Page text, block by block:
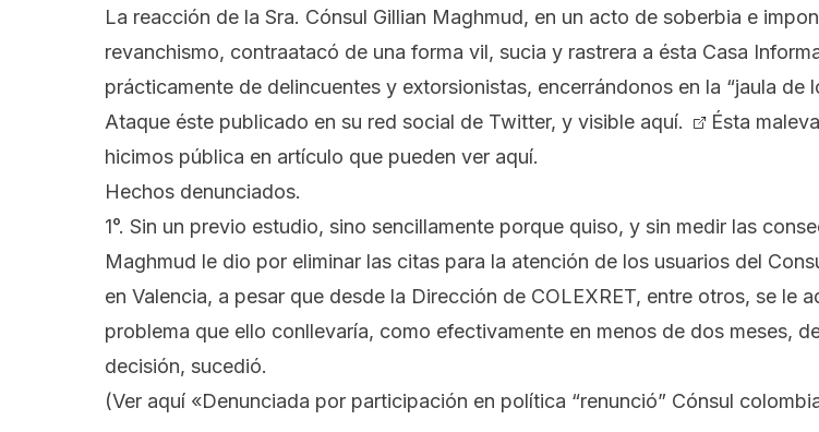
La reacción de la Sra. Cónsul Gillian Maghmud, en un acto de soberbia e
revanchismo, contraatacó de una forma vil, sucia y rastrera a ésta Casa
prácticamente de delincuentes y extorsionistas, encerrándonos en la “jaula de
Ataque éste publicado en su red social de Twitter, y visible aquí.
Ésta
hicimos pública en artículo que pueden ver aquí.
Hechos denunciados.
1°. Sin un previo estudio, sino sencillamente porque quiso, y sin medir las
Maghmud le dio por eliminar las citas para la atención de los usuarios del
en Valencia, a pesar que desde la Dirección de COLEXRET, entre otros, se le
problema que ello conllevaría, como efectivamente en menos de dos meses,
decisión, sucedió.
(Ver aquí «Denunciada por participación en política “renunció” Cónsul